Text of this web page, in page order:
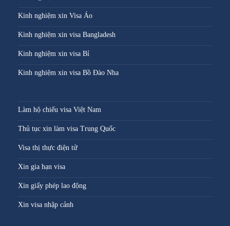
Kinh nghiệm xin Visa Áo
Kinh nghiệm xin visa Bangladesh
Kinh nghiệm xin visa Bỉ
Kinh nghiệm xin visa Bồ Đào Nha
Làm hộ chiếu visa Việt Nam
Thủ tục xin làm visa Trung Quốc
Visa thị thực điện tử
Xin gia hạn visa
Xin giấy phép lao động
Xin visa nhập cảnh